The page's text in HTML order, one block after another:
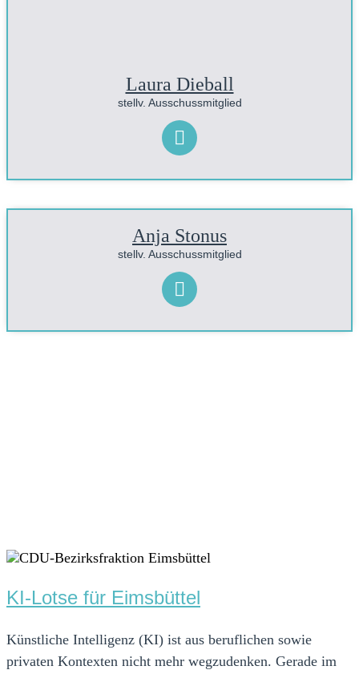
Laura Dieball
stellv. Ausschussmitglied
Anja Stonus
stellv. Ausschussmitglied
KI-Lotse für Eimsbüttel
Künstliche Intelligenz (KI) ist aus beruflichen sowie
privaten Kontexten nicht mehr wegzudenken. Gerade im